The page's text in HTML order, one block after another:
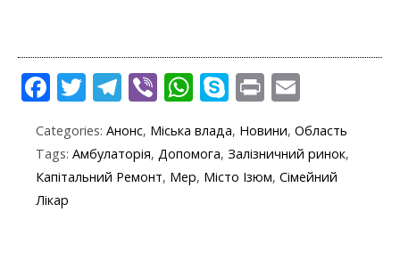
F
e
b
o
T
itt
er
T
e
gr
Vi
er
W
at
s
S
y
p
Pr
t
m
ai
l
Categories: Анонс, Міська влада, Новини, Область
Tags: Амбулаторія, Допомога, Залізничний ринок,
Капітальний Ремонт, Мер, Місто Ізюм, Сімейний
Лікар